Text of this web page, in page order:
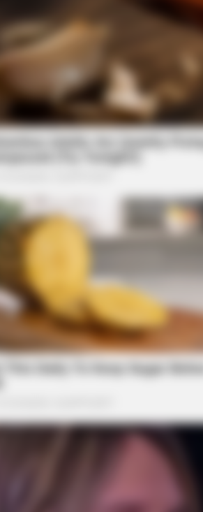
Broke The Internet
Cast Has
Critics Were
She Portrayed
Fans Can't Stop Talking About